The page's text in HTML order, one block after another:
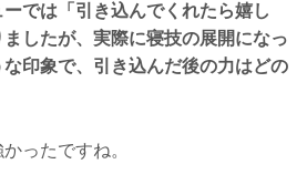
では「引き込んでくれたら嬉し
したが、実際に寝技の展開になっ
印象で、引き込んだ後の力はどの
ったですね。